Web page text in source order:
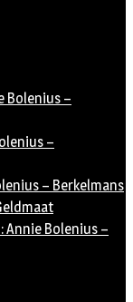
Bolenius –
–
– Berkelmans
Annie Bolenius –